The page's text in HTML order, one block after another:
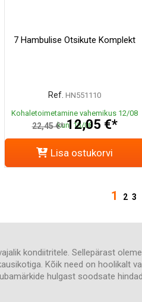
7 Hambulise Otsikute Komplekt
Ref. HN551110
Kohaletoimetamine vahemikus 12/08
kuni 13/08
22,45 €* 12,05 €*
Lisa ostukorvi
1 23
kondiitritele. Sellepärast
Kõik need on hoolikalt
hulgast soodsate